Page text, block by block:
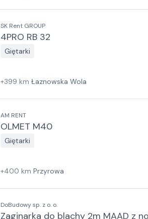
SK Rent GROUP
4PRO RB 32
Giętarki
+399 km Łaznowska Wola
AM RENT
OLMET M40
Giętarki
+400 km Przyrowa
DoBudowy sp. z o. o.
Zaginarka do blachy 2m MAAD z